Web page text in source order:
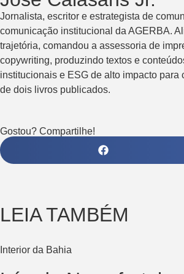
Jornalista, escritor e estrategista de
comunicação institucional da AGERBA.
trajetória, comandou a assessoria de
copywriting, produzindo textos e
institucionais e ESG de alto impacto
de dois livros publicados.
Gostou? Compartilhe!
LEIA TAMBÉM
Interior da Bahia